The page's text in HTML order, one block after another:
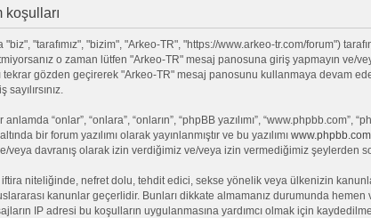
koşulları
"tarafımız", "bizim", "Arkeo-TR", "https://www.arkeo-tr.com/forum")
o zaman lütfen "Arkeo-TR" mesaj panosuna giriş yapmayın
gözden geçirerek "Arkeo-TR" mesaj panosunu kullanmaya devam
“onlar”, “onlara”, “onların”, “phpBB yazılımı”, “www.phpbb.com”,
bir forum yazılımı olarak yayınlanmıştır ve bu yazılımı www.phpbb.com
veya davranış olarak izin verdiğimiz ve/veya izin vermediğimiz şeylerden
niteliğinde, nefret dolu, tehdit edici, sekse yönelik veya ülkenizin
kanunlar geçerlidir. Bunları dikkate almamanız durumunda
IP adresi bu koşulların uygulanmasına yardımcı olmak için